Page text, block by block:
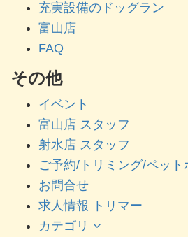
充実設備のドッグラン
富山店
FAQ
その他
イベント
富山店 スタッフ
射水店 スタッフ
ご予約/トリミング/ペット
お問合せ
求人情報 トリマー
カテゴリ